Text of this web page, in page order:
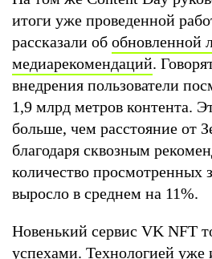
итоги уже проведенной
рассказали об обновленной
медиарекомендаций.
внедрения пользователи
1,9 млрд метров контента.
больше, чем расстояние от
благодаря сквозным
количество просмотренных
выросло в среднем на 11%.
Новенький сервис VK NFT
успехами. Технологией уже